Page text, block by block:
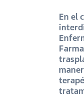
En el